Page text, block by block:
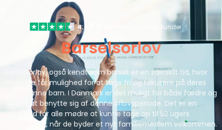
4.6/5 tilfredsstillede kunder
Barselsorlov
Barselsorlov, også kendt som barsel, er en særskilt tid, hvor
forældre får mulighed for at tage fri og fokusere på deres
nyankomne barn. I Danmark er det muligt for både fædre og
mødre at benytte sig af denne orlovsperiode. Det er en
rettighed for alle mødre at kunne tage op til 52 ugers
barselsorlov, når de byder et nyt familiemedlem velkommen.